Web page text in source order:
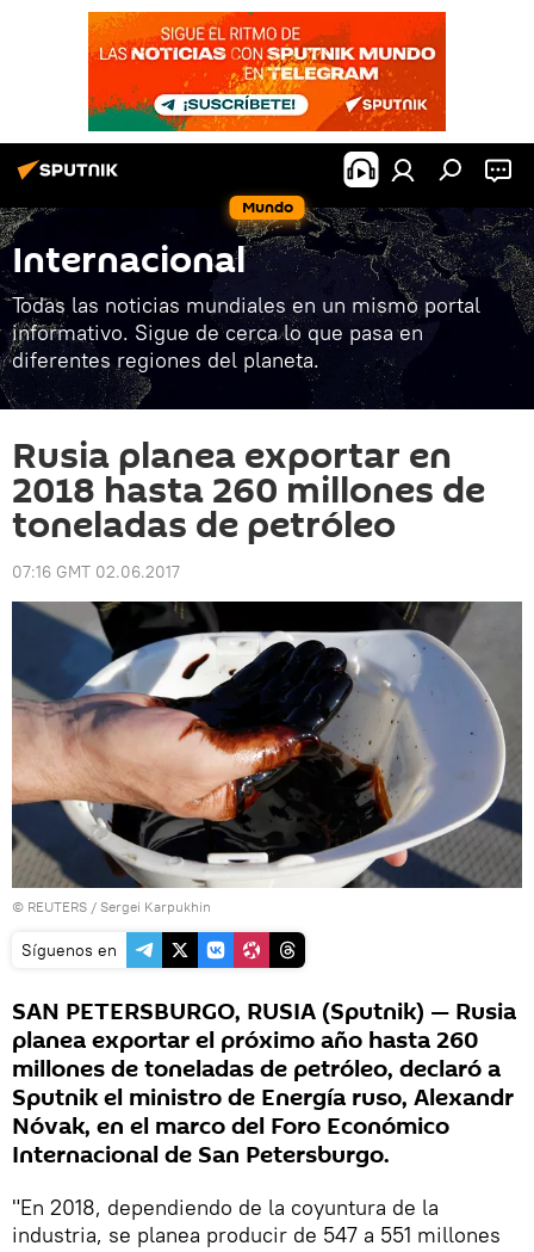
Mundo
Internacional
Todas las noticias mundiales en un mismo portal
informativo. Sigue de cerca lo que pasa en
diferentes regiones del planeta.
Rusia planea exportar en
2018 hasta 260 millones de
toneladas de petróleo
07:16 GMT 02.06.2017
© REUTERS / Sergei Karpukhin
Síguenos en
SAN PETERSBURGO, RUSIA (Sputnik) — Rusia
planea exportar el próximo año hasta 260
millones de toneladas de petróleo, declaró a
Sputnik el ministro de Energía ruso, Alexandr
Nóvak, en el marco del Foro Económico
Internacional de San Petersburgo.
"En 2018, dependiendo de la coyuntura de la
industria, se planea producir de 547 a 551 millones